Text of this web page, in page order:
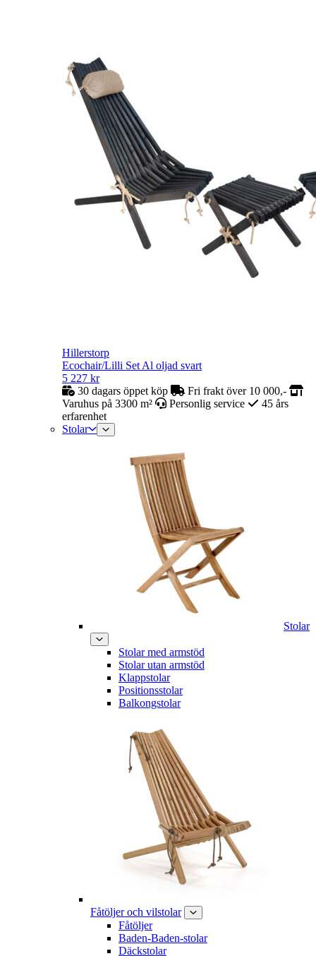
Hillerstorp
Ecochair/Lilli Set Al oljad svart
5 227 kr
30 dagars öppet köp
Fri frakt över 10 000,-
Varuhus på 3300 m²
Personlig service
45 års
erfarenhet
Stolar
Stolar
Stolar med armstöd
Stolar utan armstöd
Klappstolar
Positionsstolar
Balkongstolar
Fåtöljer och vilstolar
Fåtöljer
Baden-Baden-stolar
Däckstolar